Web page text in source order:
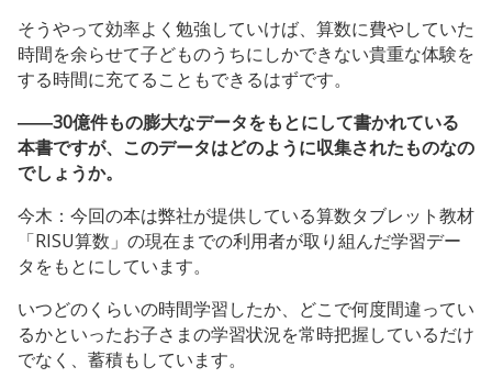
そうやって効率よく勉強していけば、算数に費やしていた
時間を余らせて子どものうちにしかできない貴重な体験を
する時間に充てることもできるはずです。
――30億件もの膨大なデータをもとにして書かれている
本書ですが、このデータはどのように収集されたものなの
でしょうか。
今木：今回の本は弊社が提供している算数タブレット教材
「RISU算数」の現在までの利用者が取り組んだ学習デー
タをもとにしています。
いつどのくらいの時間学習したか、どこで何度間違ってい
るかといったお子さまの学習状況を常時把握しているだけ
でなく、蓄積もしています。